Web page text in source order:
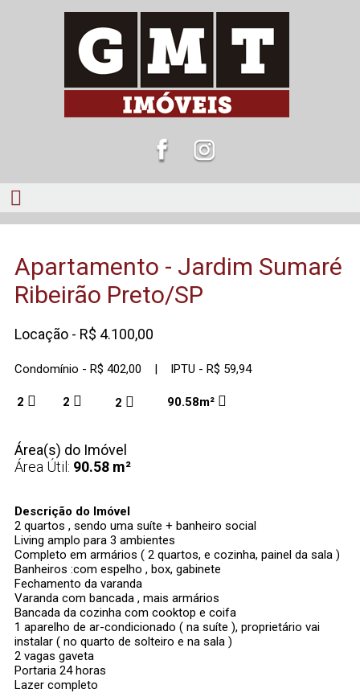
Apartamento - Jardim Sumaré
Ribeirão Preto/SP
Locação - R$ 4.100,00
Condomínio - R$ 402,00 | IPTU - R$ 59,94
2 2 2 90.58m²
Área(s) do Imóvel
Área Útil: 90.58 m²
Descrição do Imóvel
2 quartos , sendo uma suíte + banheiro social
Living amplo para 3 ambientes
Completo em armários ( 2 quartos, e cozinha, painel da sala )
Banheiros :com espelho , box, gabinete
Fechamento da varanda
Varanda com bancada , mais armários
Bancada da cozinha com cooktop e coifa
1 aparelho de ar-condicionado ( na suíte ), proprietário vai
instalar ( no quarto de solteiro e na sala )
2 vagas gaveta
Portaria 24 horas
Lazer completo